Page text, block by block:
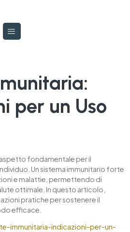
per un Uso
aspetto fondamentale per il
Un sistema immunitario forte
e malattie, permettendo di
ottimale. In questo articolo,
pratiche per sostenere il
efficace.
immunitaria-indicazioni-per-un-